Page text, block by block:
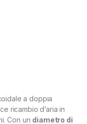
a doppia
ricambio d’aria in
Con un diametro di